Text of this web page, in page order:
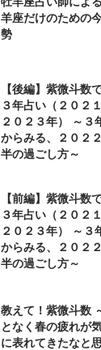
羊座だけのための
勢
【後編】紫微斗数
３年占い（２０２
２０２３年） ～３
からみる、２０２
半の過ごし方～
【前編】紫微斗数
３年占い（２０２
２０２３年） ～３
からみる、２０２
半の過ごし方～
教えて！紫微斗数
となく春の疲れが
に表れてきたなと